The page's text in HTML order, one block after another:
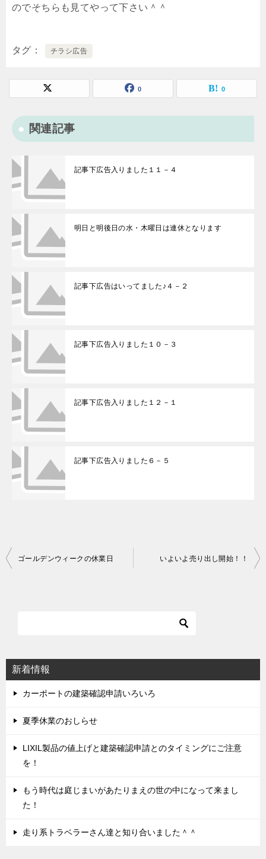
のでそちらも見てやって下さい＾＾
タグ チラシ広告
0 0
関連記事
記事下広告入りました１１－４
明日と明後日の水・木曜日は連休となります
記事下広告はいってました♪４－２
記事下広告入りました１０－３
記事下広告入りました１２－１
記事下広告入りました６－５
シ
ョ
ン
ゴールデンウィークの休業日 いよいよ売り出し開始！！
新着情報
カーポートの建築確認申請いろいろ
夏季休業のおしらせ
LIXIL製品の値上げと建築確認申請とのタイミングにご注意
を！
もう時代は庭じまいがあたりまえの世の中になって来まし
た！
走り系トラベラーさん達と知り合いました＾＾